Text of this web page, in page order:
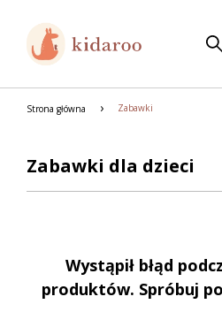
Strona główna Zabawki
Zabawki dla dzieci
Wystąpił błąd
produktów. Spróbuj